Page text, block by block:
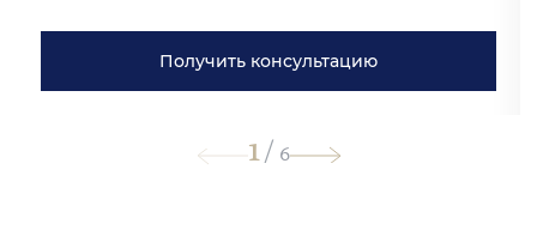
Получить консультацию
1/ 6